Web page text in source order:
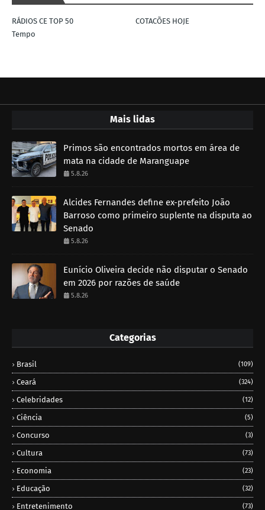
RÁDIOS CE TOP 50
COTACÕES HOJE
Tempo
Mais lidas
Primos são encontrados mortos em área de
mata na cidade de Maranguape
5.8.26
Alcides Fernandes define ex-prefeito João
Barroso como primeiro suplente na disputa ao
Senado
5.8.26
Eunício Oliveira decide não disputar o Senado
em 2026 por razões de saúde
5.8.26
Categorias
Brasil (109)
Ceará (324)
Celebridades (12)
Ciência (5)
Concurso (3)
Cultura (73)
Economia (23)
Educação (32)
Entretenimento (73)